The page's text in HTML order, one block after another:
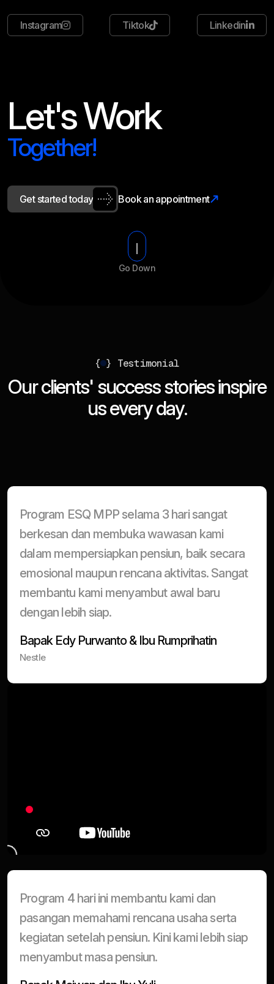
Instagram Tiktok Linkedin
Let's Work
Together!
Get startedtoday Book an appointment
Go Down
{ } Testimonial
Ourclients' successstoriesinspire
useveryday.
Program ESQ MPP selama 3 hari sangat
berkesan dan membuka wawasan kami
dalam mempersiapkan pensiun, baik secara
emosional maupun rencana aktivitas. Sangat
membantu kami menyambut awal baru
dengan lebih siap.
Bapak Edy Purwanto & Ibu Rumprihatin
Nestle
Program 4 hari ini membantu kami dan
pasangan memahami rencana usaha serta
kegiatan setelah pensiun. Kini kami lebih siap
menyambut masa pensiun.